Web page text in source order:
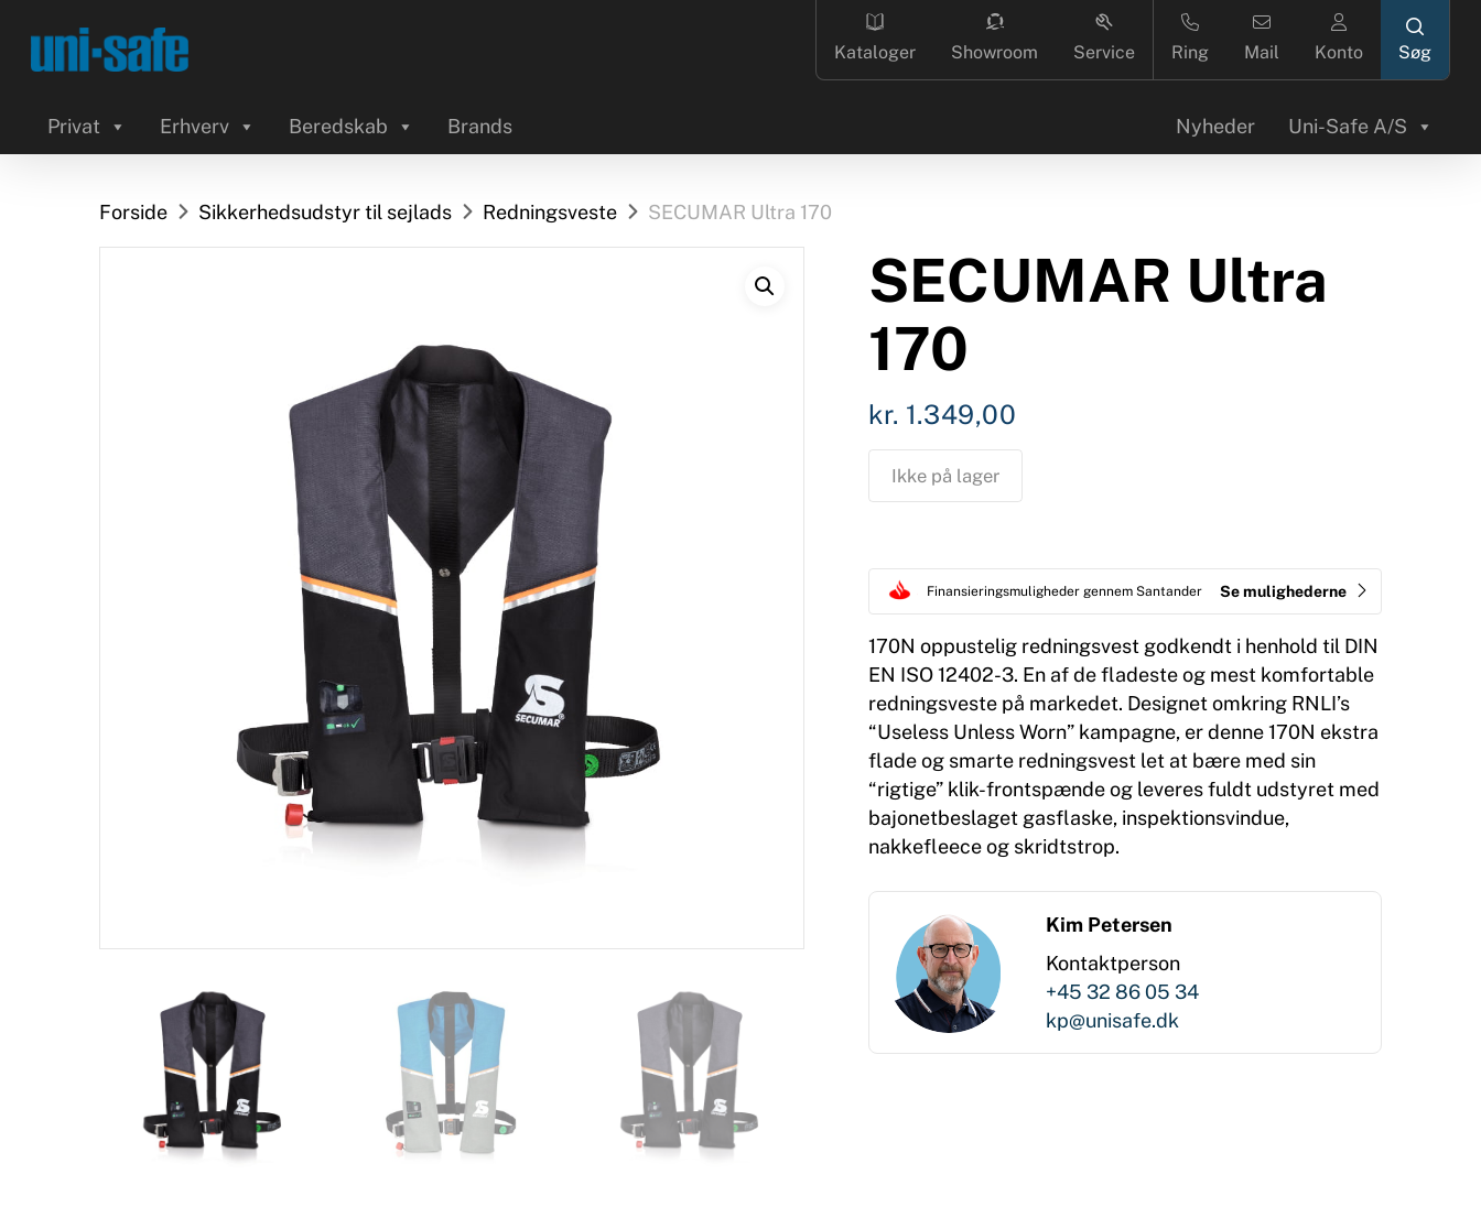
main
Kataloger Showroom Service Ring Mail Konto
search
Privat Erhverv Beredskab Uni-Safe A/S
Nyheder
Brands
Forside Sikkerhedsudstyr til sejlads Redningsveste SECUMAR Ultra 170
SECUMAR Ultra
170
kr. 1.349,00
Ikke på lager
Finansieringsmuligheder gennem Santander Se mulighederne
170N oppustelig redningsvest godkendt i henhold til DIN
EN ISO 12402-3. En af de fladeste og mest komfortable
redningsveste på markedet. Designet omkring RNLI’s
“Useless Unless Worn” kampagne, er denne 170N ekstra
flade og smarte redningsvest let at bære med sin
“rigtige” klik-frontspænde og leveres fuldt udstyret med
bajonetbeslaget gasflaske, inspektionsvindue,
nakkefleece og skridtstrop.
Kim Petersen
Kontaktperson
+45 32 86 05 34
kp@unisafe.dk